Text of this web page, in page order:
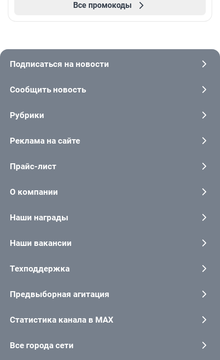
Все промокоды
Подписаться на новости
Сообщить новость
Рубрики
Реклама на сайте
Прайс-лист
О компании
Наши награды
Наши вакансии
Техподдержка
Предвыборная агитация
Статистика канала в MAX
Все города сети